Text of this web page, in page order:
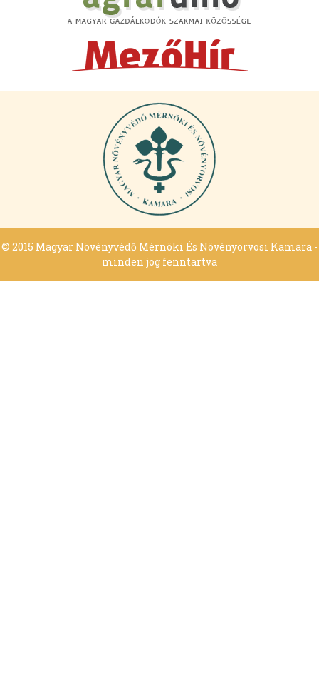
© 2015 Magyar Növényvédő Mérnöki És Növényorvosi Kamara -
minden jog fenntartva